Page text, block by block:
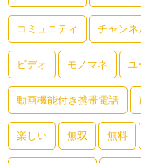
コミュニティ チャンネ
ビデオ モノマネ ユ
動画機能付き携帯電話
楽しい 無双 無料